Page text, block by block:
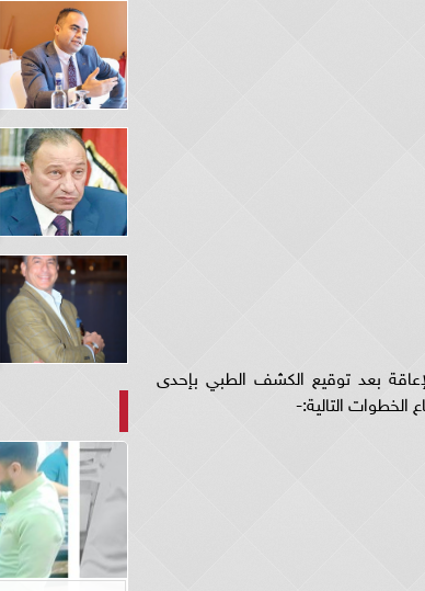
بعد توقيع الكشف الطبي بإحدى
الخطوات التالية:-